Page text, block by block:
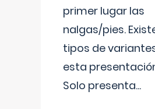
primer lugar las
nalgas/pies.
tipos de
esta
Solo presenta...